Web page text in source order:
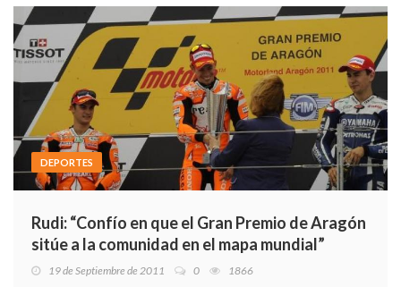
DEPORTES
Rudi: “Confío en que el Gran Premio de Aragón
sitúe a la comunidad en el mapa mundial”
19 de Septiembre de 2011 0 1866